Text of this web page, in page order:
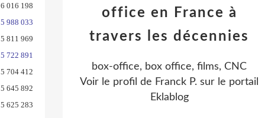
6 016 198
5 988 033
5 811 969
5 722 891
5 704 412
5 645 892
5 625 283
office en France à
travers les décennies
box-office, box office, films, CNC
Voir le profil de Franck P. sur le portail
Eklablog